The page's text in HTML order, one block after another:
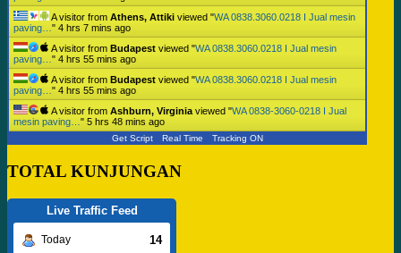
A visitor from Athens, Attiki viewed "WA 0838.3060.0218 I Jual mesin
paving… " 4 hrs 7 mins ago
A visitor from Budapest viewed "WA 0838.3060.0218 I Jual mesin
paving… " 4 hrs 55 mins ago
A visitor from Budapest viewed "WA 0838.3060.0218 I Jual mesin
paving… " 4 hrs 55 mins ago
A visitor from Ashburn, Virginia viewed "WA 0838-3060-0218 I Jual
mesin paving… " 5 hrs 48 mins ago
Get Script Real Time Tracking ON
TOTAL KUNJUNGAN
Live Traffic Feed
Today 14